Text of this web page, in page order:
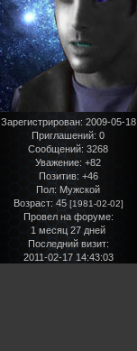
Зарегистрирован: 2009-05-18
Приглашений: 0
Сообщений: 3268
Уважение: +82
Позитив: +46
Пол:Мужской
Возраст: 45 [1981-02-02]
Провел на форуме:
1 месяц 27 дней
Последний визит:
2011-02-17 14:43:03